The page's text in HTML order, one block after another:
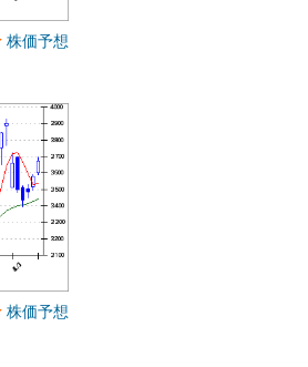
株価予想
株価予想